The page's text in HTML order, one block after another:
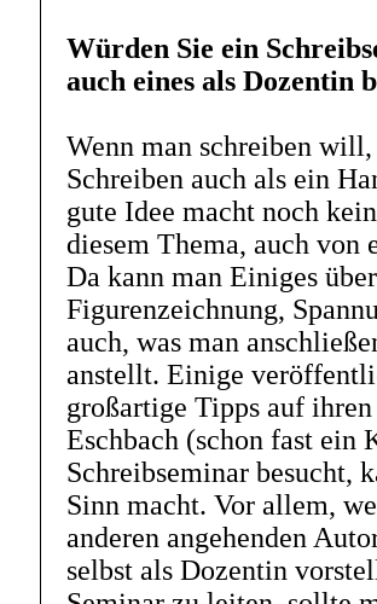
Würden Sie ein
auch eines als Dozentin
Wenn man schreiben
Schreiben auch als ein
gute Idee macht noch
diesem Thema, auch von
Da kann man Einiges
Figurenzeichnung,
auch, was man
anstellt. Einige
großartige Tipps auf
Eschbach (schon fast ein
Schreibseminar besucht,
Sinn macht. Vor allem,
anderen angehenden
selbst als Dozentin